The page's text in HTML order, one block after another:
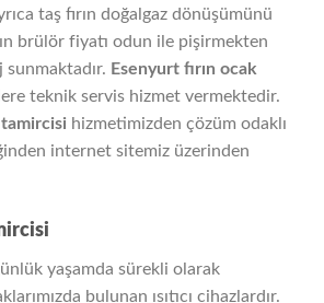
taş fırın doğalgaz dönüşümünü
brülör fiyatı odun ile pişirmekten
Esenyurt fırın ocak
teknik servis hizmet vermektedir.
tamircisi hizmetimizden çözüm odaklı
internet sitemiz üzerinden
yaşamda sürekli olarak
bulunan ısıtıcı cihazlardır.